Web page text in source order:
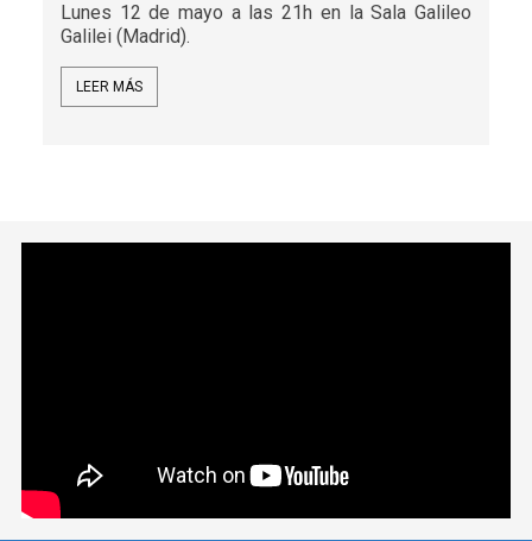
Lunes 12 de mayo a las 21h en la Sala Galileo
Galilei (Madrid).
LEER MÁS